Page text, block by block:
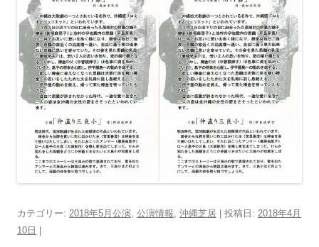
カテゴリー: 2018年5月公演, 公演情報, 沖縄芝居 | 投稿日: 2018年4月
10日